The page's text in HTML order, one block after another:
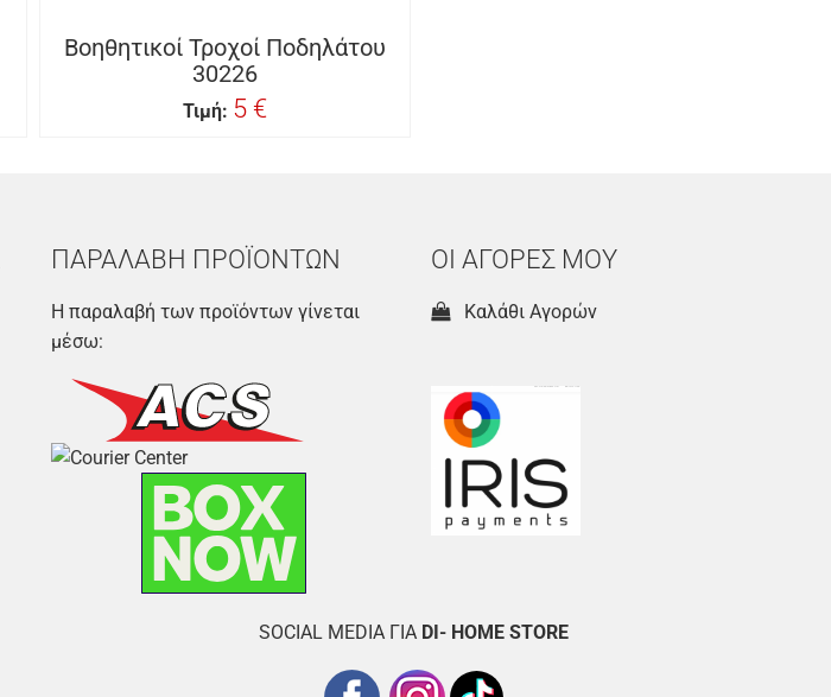
Βοηθητικοί Τροχοί Ποδηλάτου
30226
Τιμή: 5 €
ΠΑΡΑΛΑΒΗ ΠΡΟΪΟΝΤΩΝ
Η παραλαβή των προϊόντων γίνεται
μέσω:
ΟΙ ΑΓΟΡΕΣ ΜΟΥ
Καλάθι Αγορών
SOCIAL MEDIA ΓΙΑ DI- HOME STORE